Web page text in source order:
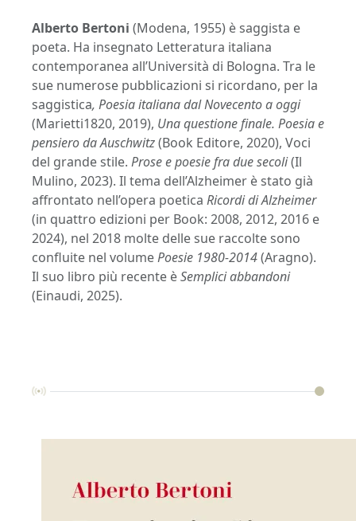
Alberto Bertoni (Modena, 1955) è saggista e
poeta. Ha insegnato Letteratura italiana
contemporanea all’Università di Bologna. Tra le
sue numerose pubblicazioni si ricordano, per la
saggistica, Poesia italiana dal Novecento a oggi
(Marietti1820, 2019), Una questione finale. Poesia e
pensiero da Auschwitz(Book Editore, 2020), Voci
del grande stile. Prose e poesie fra due secoli(Il
Mulino, 2023). Il tema dell’Alzheimer è stato già
affrontato nell’opera poetica Ricordi di Alzheimer
(in quattro edizioni per Book: 2008, 2012, 2016 e
2024), nel 2018 molte delle sue raccolte sono
confluite nel volumePoesie 1980-2014(Aragno).
Il suo libro più recente èSemplici abbandoni
(Einaudi, 2025).